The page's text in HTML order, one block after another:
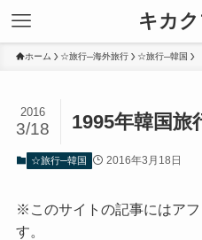
キカ
ホーム ☆旅行─海外旅行 ☆旅行─韓国
1995年韓国
2016
3/18
☆旅行─韓国 2016年3月18日
※このサイトの記事にはア
す。